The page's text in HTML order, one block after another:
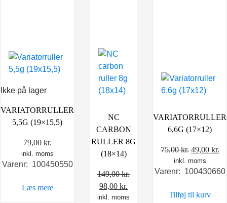
Ikke på lager
VARIATORRULLER
5,5G (19×15,5)
79,00 kr.
inkl. moms
Varenr: 100450550
Læs mere
NC
CARBON
RULLER 8G
(18×14)
149,00kr.
Den
oprindelige
98,00 kr.
aktuelle
inkl. moms
VARIATORRULLER
6,6G (17×12)
75,00kr. Den
pris
75,00 kr..
49,00 kr.
inkl. moms
Varenr: 100430660
Tilføj til kurv